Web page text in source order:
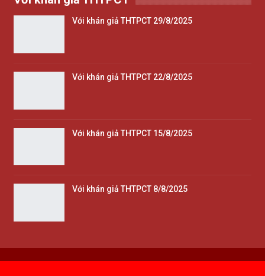
Với khán giả THTPCT 29/8/2025
Với khán giả THTPCT 22/8/2025
Với khán giả THTPCT 15/8/2025
Với khán giả THTPCT 8/8/2025